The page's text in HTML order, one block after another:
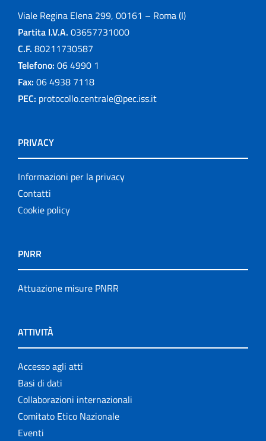
Viale Regina Elena 299, 00161 – Roma (I)
Partita I.V.A. 03657731000
C.F. 80211730587
Telefono: 06 4990 1
Fax: 06 4938 7118
PEC: protocollo.centrale@pec.iss.it
PRIVACY
Informazioni per la privacy
Contatti
Cookie policy
PNRR
Attuazione misure PNRR
ATTIVITÀ
Accesso agli atti
Basi di dati
Collaborazioni internazionali
Comitato Etico Nazionale
Eventi